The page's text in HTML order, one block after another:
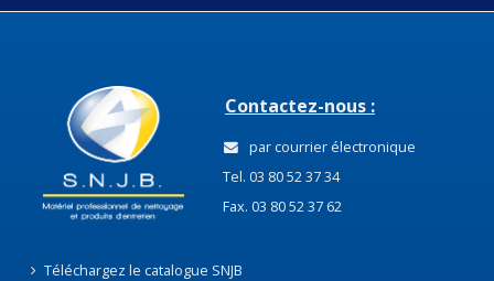
Contactez-nous :
par courrier électronique
Tel. 03 80 52 37 34
Fax. 03 80 52 37 62
Téléchargez le catalogue SNJB